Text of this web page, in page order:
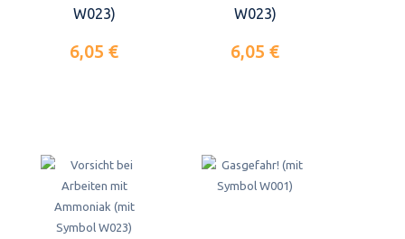
W023)
6,05 €
W023)
6,05 €